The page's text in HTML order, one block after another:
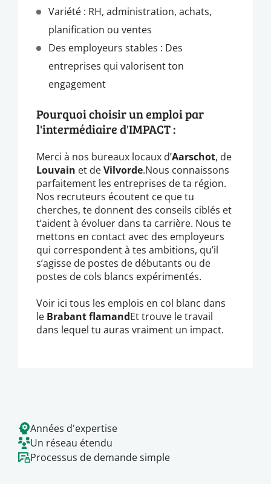
Variété : RH, administration, achats,
planification ou ventes
Des employeurs stables : Des
entreprises qui valorisent ton
engagement
Pourquoi choisir un emploi par
l'intermédiaire d'IMPACT :
Merci à nos bureaux locaux d’Aarschot, de
Louvain et deVilvorde.Nous connaissons
parfaitement les entreprises de ta région.
Nos recruteurs écoutent ce que tu
cherches, te donnent des conseils ciblés et
t’aident à évoluer dans ta carrière. Nous te
mettons en contact avec des employeurs
qui correspondent à tes ambitions, qu’il
s’agisse de postes de débutants ou de
postes de cols blancs expérimentés.
Voir ici tous les emplois en col blanc dans
le Brabant flamandEt trouve le travail
dans lequel tu auras vraiment un impact.
Années d'expertise
Un réseau étendu
Processus de demande simple